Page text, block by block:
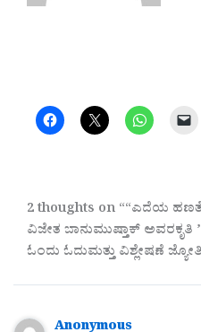
2 thoughts on ““ಎದೆಯ
ವಿಜೇತ ಬಾನುಮುಷ್ತಾಕ್‌
ಓಂದು ಓದುಮತ್ತು ವಿಶ್ಲೇಷಣೆ